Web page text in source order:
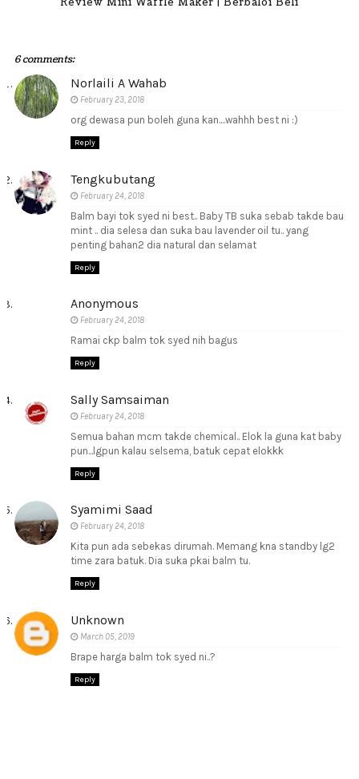
6 comments:
Norlaili A Wahab
February 23, 2018
org dewasa pun boleh guna kan....wahhh best ni :)
Reply
Tengkubutang
February 24, 2018
Balm bayi tok syed ni best.. Baby TB suka sebab takde bau
mint .. dia selesa dan suka bau lavender oil tu.. yang
penting bahan2 dia natural dan selamat
Reply
Anonymous
February 24, 2018
Ramai ckp balm tok syed nih bagus
Reply
Sally Samsaiman
February 24, 2018
Semua bahan mcm takde chemical.. Elok la guna kat baby
pun...lgpun kalau selsema, batuk cepat elokkk
Reply
Syamimi Saad
February 24, 2018
Kita pun ada sebekas dirumah. Memang kna standby lg2
time zara batuk. Dia suka pkai balm tu.
Reply
Unknown
March 05, 2019
Brape harga balm tok syed ni..?
Reply